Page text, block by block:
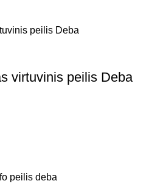
virtuvinis peilis Deba